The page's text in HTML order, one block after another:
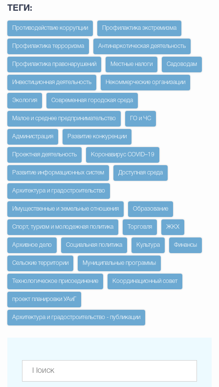
ТЕГИ:
Противодействие коррупции Профилактика экстремизма
Профилактика терроризма Антинаркотическая деятельность
Профилактика правонарушений Местные налоги Садоводам
Инвестиционная деятельность Некоммерческие организации
Экология Современная городская среда
Малое и среднее предпринимательство ГО и ЧС
Администрация Развитие конкуренции
Проектная деятельность Коронавирус COVID–19
Развитие информационных систем Доступная среда
Архитектура и градостроительство
Имущественные и земельные отношения Образование
Спорт, туризм и молодежная политика Торговля ЖКХ
Архивное дело Социальная политика Культура Финансы
Сельские территории Муниципальные программы
Технологическое присоединение Координационный совет
проект планировки УАиГ
Архитектура и градостроительство - публикации